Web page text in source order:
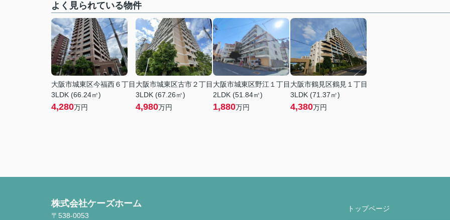
よく見られている物件
大阪市城東区今福西６丁目
3LDK (66.24㎡)
4,280万円
大阪市城東区古市２丁目
3LDK (67.26㎡)
4,980万円
大阪市城東区野江１丁目
2LDK (51.84㎡)
1,880万円
大阪市鶴見区鶴見１丁目
3LDK (71.37㎡)
4,380万円
株式会社ケーズホーム
〒538-0053
トップページ